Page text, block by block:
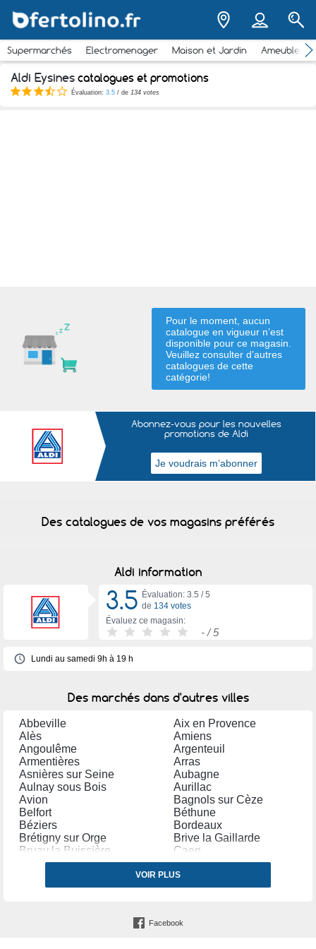
Supermarchés Electromenager Maison et Jardin
Aldi Eysines catalogues et promotions
Évaluation: 3.5 / de 134 votes
Pour le moment, aucun
catalogue en vigueur n’est
disponible pour ce magasin.
Veuillez consulter d’autres
catalogues de cette
catégorie!
Abonnez-vous pour les nouvelles
promotions de Aldi
Des catalogues de vos magasins préférés
Aldi information
3.5 Évaluation: 3.5 /5
de 134 votes
Évaluez ce magasin:
- / 5
Lundi au samedi 9h à 19 h
Des marchés dans d'autres villes
Abbeville
Aix en Provence
Alès
Amiens
Angoulême
Argenteuil
Armentières
Arras
Asnières sur Seine
Aubagne
Aulnay sous Bois
Aurillac
Avion
Bagnols sur Cèze
Belfort
Béthune
Béziers
Bordeaux
Brétigny sur Orge
Brive la Gaillarde
Bruay la Buissière
Caen
Cambrai
Carpentras
Cavaillon
Cestas
Chalon sur Saône
Chelles (Seine et Marne)
VOIR PLUS
Facebook